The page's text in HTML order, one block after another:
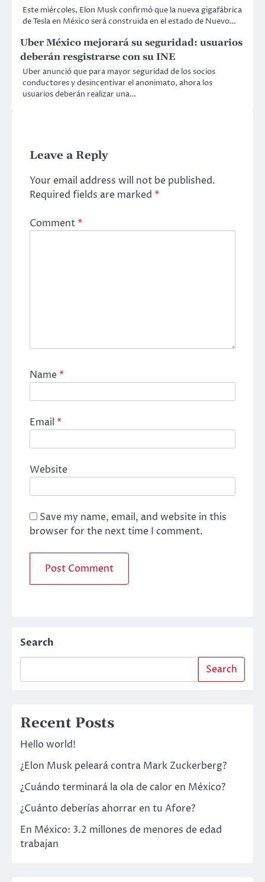
Este miércoles, Elon Musk confirmó que la nueva gigafábrica
de Tesla en México será construida en el estado de Nuevo…
Uber México mejorará su seguridad: usuarios
deberán resgistrarse con su INE
Uber anunció que para mayor seguridad de los socios
conductores y desincentivar el anonimato, ahora los
usuarios deberán realizar una…
Leave a Reply
Your email address will not be published.
Required fields are marked *
Comment*
Name*
Email *
Website
Save my name, email, and website in this
browser for the next time I comment.
Search
Search
Recent Posts
Hello world!
¿Elon Musk peleará contra Mark Zuckerberg?
¿Cuándo terminará la ola de calor en México?
¿Cuánto deberías ahorrar en tu Afore?
En México: 3.2 millones de menores de edad
trabajan